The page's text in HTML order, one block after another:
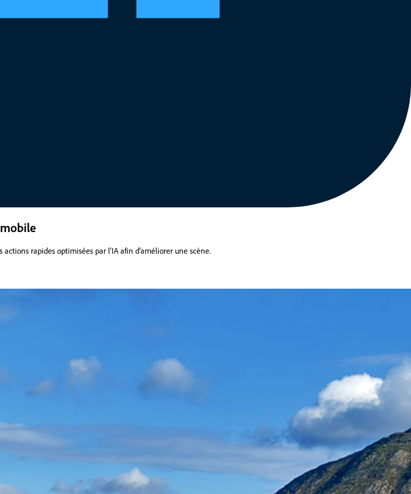
rapides optimisées par l’IA afin d’améliorer une scène.